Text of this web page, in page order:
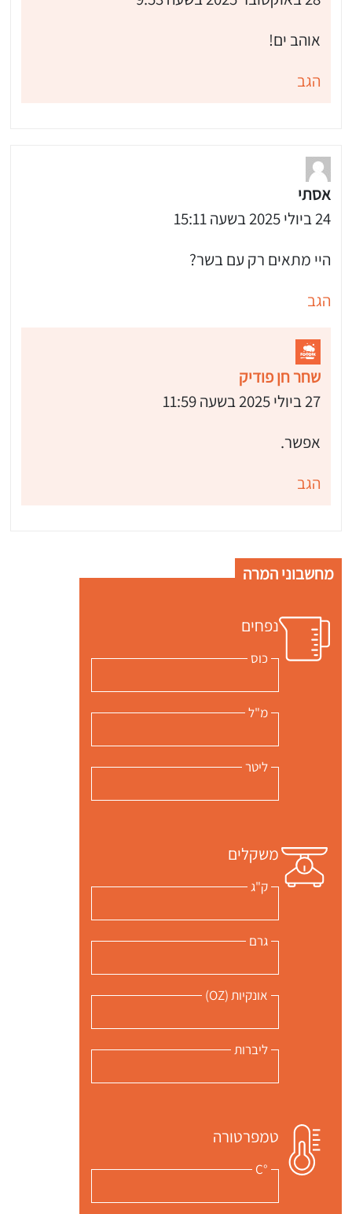
אוהב ים!
הגב
אסתי
24 ביולי 2025 בשעה 15:11
היי מתאים רק עם בשר?
הגב
שחר חן פודיק
27 ביולי 2025 בשעה 11:59
אפשר.
הגב
מחשבוני המרה
נפחים
כוס
מ"ל
ליטר
משקלים
ק"ג
גרם
אונקיות (OZ)
ליברות
טמפרטורה
°C